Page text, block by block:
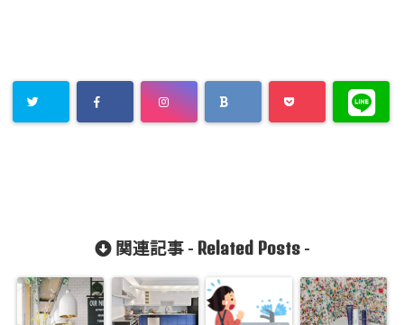
関連記事 - Related Posts-